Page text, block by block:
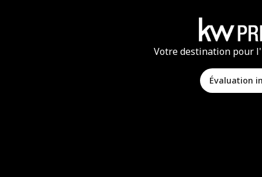
Votre destination pour
Évaluation